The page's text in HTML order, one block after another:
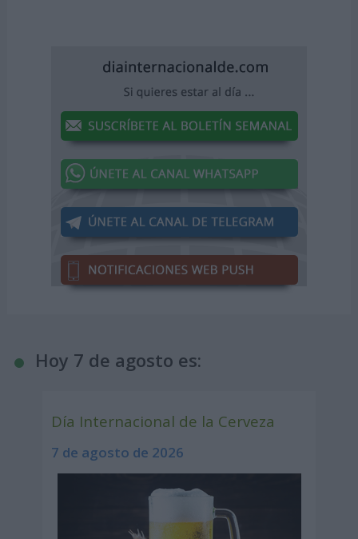
Hoy 7 de agosto es:
Día Internacional de la Cerveza
7 de agosto de 2026